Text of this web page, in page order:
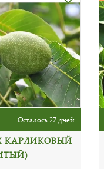
Осталось 27 дней
КАРЛИКОВЫЙ